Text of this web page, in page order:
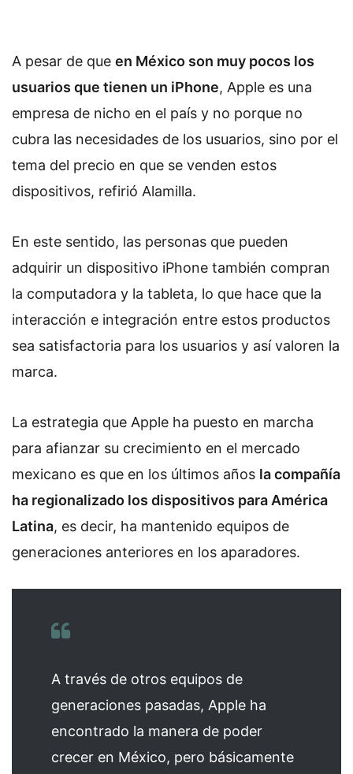
A pesar de que en México son muy pocos los
usuarios que tienen un iPhone, Apple es una
empresa de nicho en el país y no porque no
cubra las necesidades de los usuarios, sino por el
tema del precio en que se venden estos
dispositivos, refirió Alamilla.
En este sentido, las personas que pueden
adquirir un dispositivo iPhone también compran
la computadora y la tableta, lo que hace que la
interacción e integración entre estos productos
sea satisfactoria para los usuarios y así valoren la
marca.
La estrategia que Apple ha puesto en marcha
para afianzar su crecimiento en el mercado
mexicano es que en los últimos años la compañía
ha regionalizado los dispositivos para América
Latina, es decir, ha mantenido equipos de
generaciones anteriores en los aparadores.
A través de otros equipos de
generaciones pasadas, Apple ha
encontrado la manera de poder
crecer en México, pero básicamente